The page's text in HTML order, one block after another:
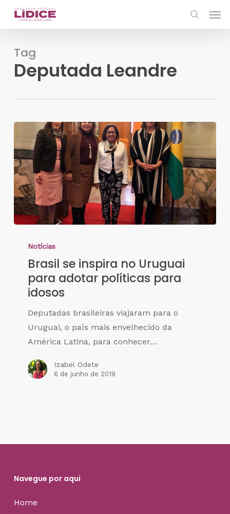
Skip
content
Tag
Deputada Leandre
Notícias
Brasil se inspira no Uruguai
para adotar políticas para
idosos
Deputadas brasileiras viajaram para o
Uruguai, o país mais envelhecido da
América Latina, para conhecer…
Izabel Odete
6 de junho de 2019
Navegue por aqui
Home